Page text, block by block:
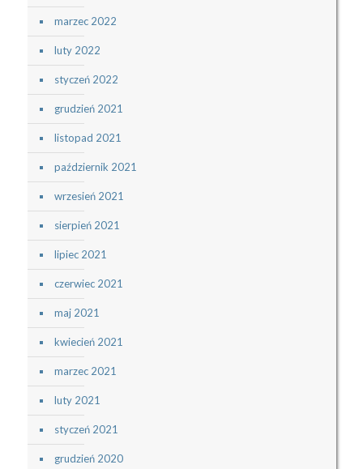
marzec 2022
luty 2022
styczeń 2022
grudzień 2021
listopad 2021
październik 2021
wrzesień 2021
sierpień 2021
lipiec 2021
czerwiec 2021
maj 2021
kwiecień 2021
marzec 2021
luty 2021
styczeń 2021
grudzień 2020